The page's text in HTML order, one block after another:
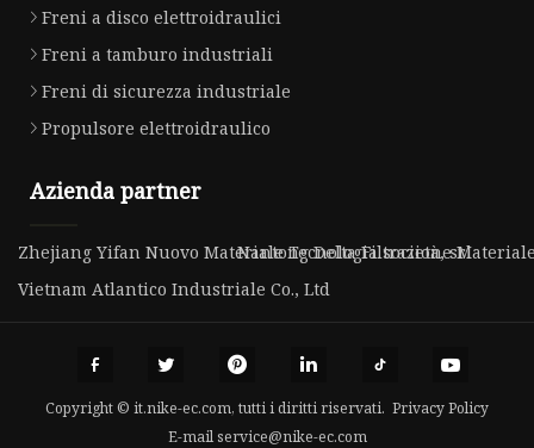
Freni a disco elettroidraulici
Freni a tamburo industriali
Freni di sicurezza industriale
Propulsore elettroidraulico
Azienda partner
Zhejiang Yifan Nuovo Materiale Tecnologia società, srl
Nantong Delta Filtrazione
Vietnam Atlantico Industriale Co., Ltd
Copyright © it.nike-ec.com, tutti i diritti riservati. Privacy Policy
E-mail service@nike-ec.com